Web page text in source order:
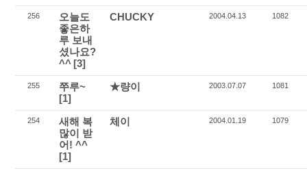
256
오늘도
좋은하
루 보내
셨나요?
^^ [3]
CHUCKY 2004.04.13 1082
255
쭈루~
[1]
★량이 2003.07.07 1081
254
새해 복
많이 받
어! ^^
[1]
체이 2004.01.19 1079